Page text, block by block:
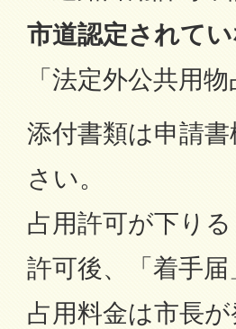
市道認定されて
「法定外公共用
添付書類は申請
さい。
占用許可が下り
許可後、「着手
占用料金は市長